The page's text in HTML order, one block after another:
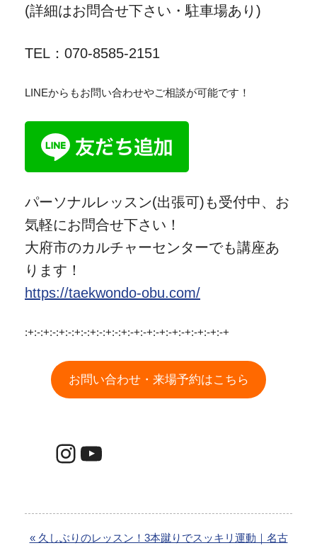
(詳細はお問合せ下さい・駐車場あり)
TEL：070-8585-2151
LINEからもお問い合わせやご相談が可能です！
パーソナルレッスン(出張可)も受付中、お
気軽にお問合せ下さい！
大府市のカルチャーセンターでも講座あ
ります！
https://taekwondo-obu.com/
:+:-:+:-:+:-:+:-:+:-:+:-:+:-+:-+:-+:-+:-+:-+:-+:-+
お問い合わせ・来場予約はこちら
Instagram
YouTube
« 久しぶりのレッスン！3本蹴りでスッキリ運動｜名古